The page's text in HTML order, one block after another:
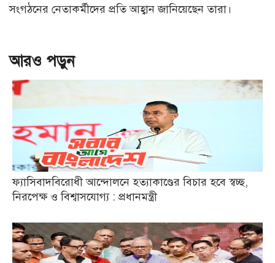
সংগঠনের নেতাকর্মীদের প্রতি আহ্বান জানিয়েছেন তারা।
আরও পড়ুন
ফ্যাসিবাদবিরোধী আন্দোলনে হত্যাকাণ্ডের বিচার হবে স্বচ্ছ,
নিরপেক্ষ ও বিশ্বাসযোগ্য : প্রধানমন্ত্রী